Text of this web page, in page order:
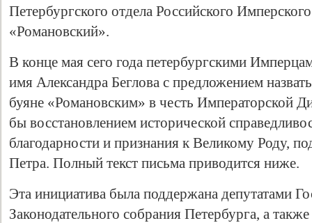
Петербургского отдела Российского
«Романовский».
В конце мая сего года петербургскими
имя Александра Беглова с предложением
буяне «Романовским» в честь Императорской
бы восстановлением исторической
благодарности и признания к Великому Роду,
Петра. Полный текст письма приводится ниже.
Эта инициатива была поддержана депутатами
Законодательного собрания Петербурга, а